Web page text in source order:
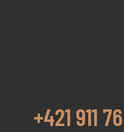
+421 911